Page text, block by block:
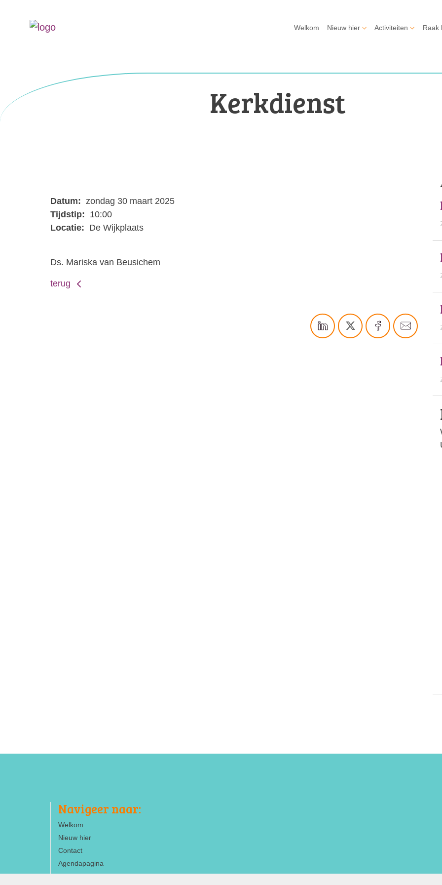
Welkom Nieuw hier Activiteiten Raak
Kerkdienst
Datum: zondag 30 maart 2025
Tijdstip: 10:00
Locatie: De Wijkplaats
Ds. Mariska van Beusichem
terug
Navigeer naar:
Welkom
Nieuw hier
Contact
Agendapagina
ANBI